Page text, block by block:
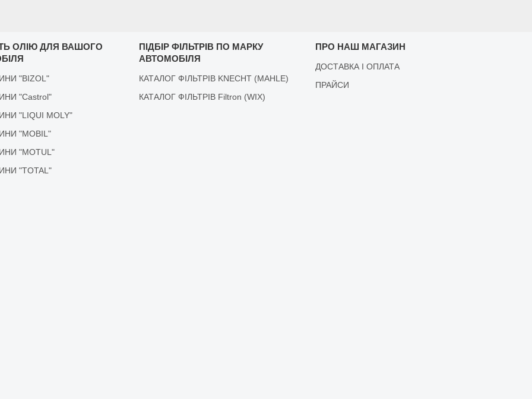
ОЛІЮ ДЛЯ ВАШОГО
"BIZOL"
"Castrol"
"LIQUI MOLY"
"MOBIL"
"MOTUL"
"TOTAL"
ПІДБІР ФІЛЬТРІВ ПО МАРКУ
АВТОМОБІЛЯ
КАТАЛОГ ФІЛЬТРІВ KNECHT (MAHLE)
КАТАЛОГ ФІЛЬТРІВ Filtron (WIX)
ПРО НАШ МАГАЗИН
ДОСТАВКА І ОПЛАТА
ПРАЙСИ